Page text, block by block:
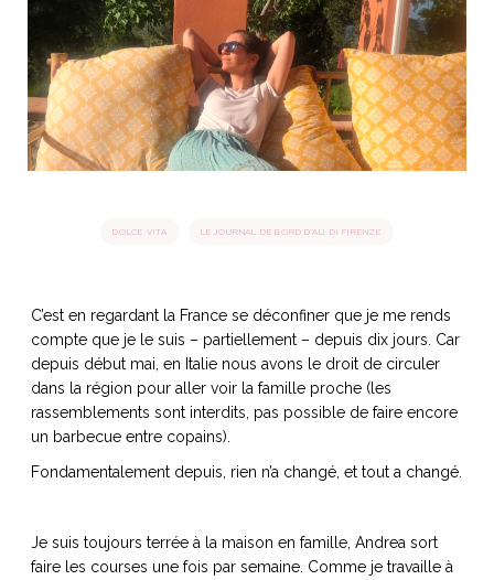
ITALIEN
joie de vivre
SUBLIME ! LE DÉCOR ITALIEN
LIRE
ARTISANAT ITALIEN
DOLCE VITA LE JOURNAL DE BORD D'ALI DI FIRENZE
C’est en regardant la France se déconfiner que je me rends
compte que je le suis – partiellement – depuis dix jours. Car
depuis début mai, en Italie nous avons le droit de circuler
dans la région pour aller voir la famille proche (les
rassemblements sont interdits, pas possible de faire encore
un barbecue entre copains).
Fondamentalement depuis, rien n’a changé, et tout a changé.
Je suis toujours terrée à la maison en famille, Andrea sort
faire les courses une fois par semaine. Comme je travaille à